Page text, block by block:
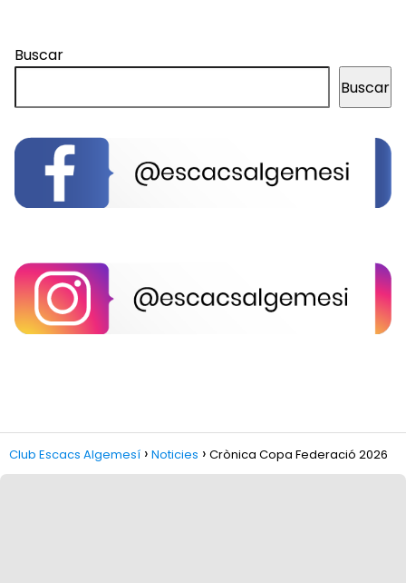
Buscar
Buscar
Club Escacs Algemesí Noticies Crònica Copa Federació 2026